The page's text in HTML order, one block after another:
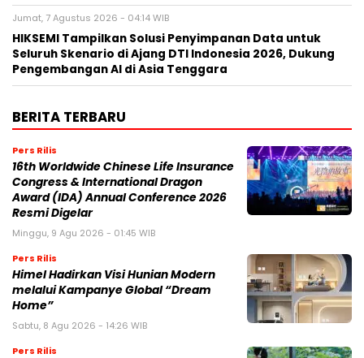
Jumat, 7 Agustus 2026 - 04:14 WIB
HIKSEMI Tampilkan Solusi Penyimpanan Data untuk
Seluruh Skenario di Ajang DTI Indonesia 2026, Dukung
Pengembangan AI di Asia Tenggara
BERITA TERBARU
Pers Rilis
16th Worldwide Chinese Life Insurance
Congress & International Dragon
Award (IDA) Annual Conference 2026
Resmi Digelar
Minggu, 9 Agu 2026 - 01:45 WIB
Pers Rilis
Himel Hadirkan Visi Hunian Modern
melalui Kampanye Global “Dream
Home”
Sabtu, 8 Agu 2026 - 14:26 WIB
Pers Rilis